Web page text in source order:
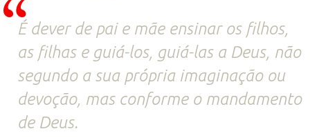
É dever de pai e mãe ensinar os filhos,
as filhas e guiá-los, guiá-las a Deus, não
segundo a sua própria imaginação ou
devoção, mas conforme o mandamento
de Deus.